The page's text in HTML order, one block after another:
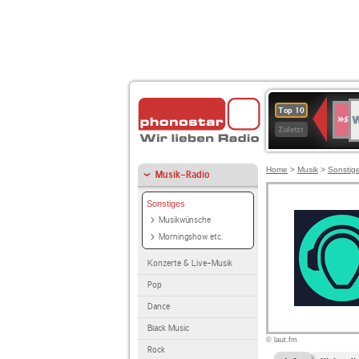
Top 10
Zuletzt
4
Musik-Radio
Sonstiges
Musikwünsche
Morningshow etc.
Konzerte & Live-Musik
Pop
Dance
Black Music
Rock
Home > Musik >
© laut.fm